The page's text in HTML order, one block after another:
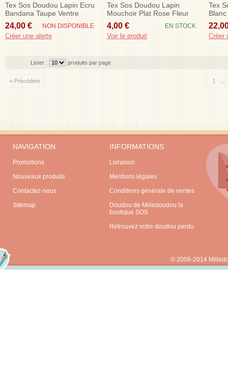
Tex Sos Doudou Lapin Ecru
Bandana Taupe Ventre
Gauffre 40 Cm
24,00 € NON DISPONIBLE
Créer une alerte
Tex Sos Doudou Lapin
Mouchoir Plat Rose Fleur
Abeille Coeur
4,00 € EN STOCK
Voir le produit
Tex
Créer
Lister : produits par page
« Précédent 1 ...
NAVIGATION
Promotions
Nouveaux produits
Contactez-nous
Sitemap
INFORMATIONS
Livraison
Mentions légales
Conditions générale de ventes
Doudou de Milledoudou la
boutique SOS
Retrouvez votre doudou perdu
© 2008-2014